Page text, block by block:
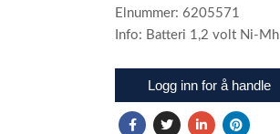
Elnummer: 6205571
Info: Batteri 1,2 volt Ni-Mh
Logg inn for å handle